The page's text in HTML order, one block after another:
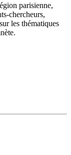
parisienne,
chercheurs,
les thématiques